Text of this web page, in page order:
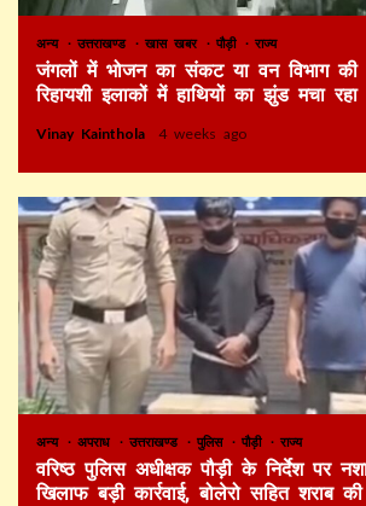
अन्य उत्तराखण्ड खास खबर पौड़ी राज्य
जंगलों में भोजन का संकट या वन विभाग की
रिहायशी इलाकों में हाथियों का झुंड मचा रहा
Vinay Kainthola 4 weeks ago
अन्य अपराध उत्तराखण्ड पुलिस पौड़ी राज्य
वरिष्ठ पुलिस अधीक्षक पौड़ी के निर्देश पर
खिलाफ बड़ी कार्रवाई, बोलेरो सहित शराब